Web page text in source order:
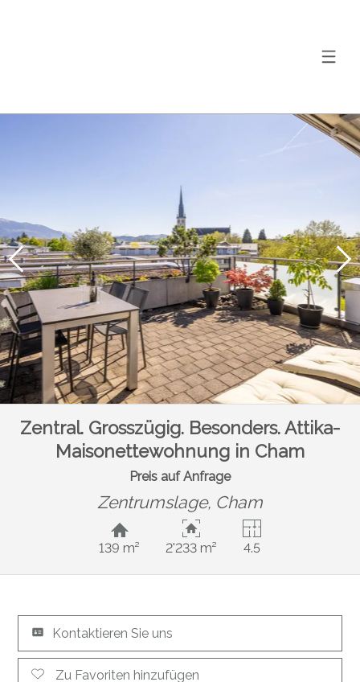
Zentral. Grosszügig. Besonders. Attika-
Maisonettewohnung in Cham
Preis auf Anfrage
Zentrumslage, Cham
139 m² 2'233 m² 4.5
Kontaktieren Sie uns
Zu Favoriten hinzufügen